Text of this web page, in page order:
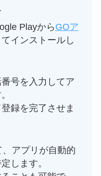
Playから GOア
てインストールし
号を入力してア
録を完了させま
アプリが自動的
します。